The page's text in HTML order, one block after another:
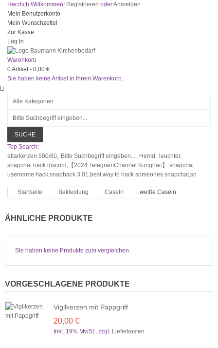
Herzlich Willkommen! Registrieren oderAnmelden
Mein Benutzerkonto
Mein Wunschzettel
Zur Kasse
Log In
Warenkorb
0Artikel - 0,00 €
Sie haben keine Artikel in Ihrem Warenkorb.
SUCHE
Top Search:
altarkerzen 500/80, Bitte Suchbegriff eingeben..., Hemd, leuchter,
snapchat hack discord,【2024 TelegramChannel:Kunghac】 snapchat
username hack,snaphack 3.01,best way to hack someones snapchat,sn
Startseite Bekleidung Caseln weiße Caseln
ÄHNLICHE PRODUKTE
Sie haben keine Produkte zum vergleichen.
VORGESCHLAGENE PRODUKTE
Vigilkerzen mit Pappgriff
20,00 €
Inkl. 19% MwSt., zzgl. Lieferkosten